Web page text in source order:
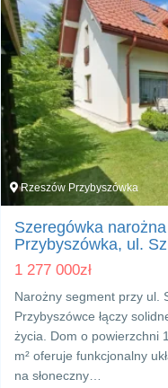
Rzeszów Przybyszówka
Szeregówka
Przybyszówka, ul.
1 277 000zł
Narożny segment przy ul.
Przybyszówce łączy
życia. Dom o powierzchni
m² oferuje funkcjonalny
na słoneczny…